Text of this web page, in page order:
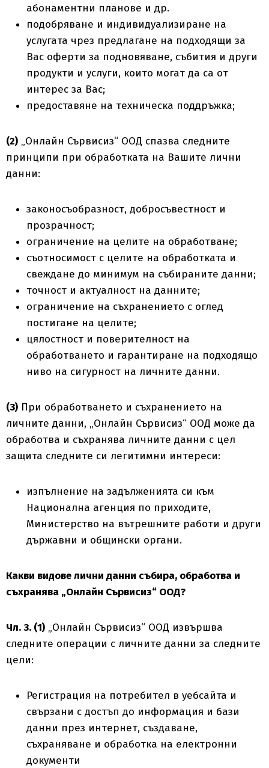
абонаментни планове и др.
подобряване и индивидуализиране на
услугата чрез предлагане на подходящи за
Вас оферти за подновяване, събития и други
продукти и услуги, които могат да са от
интерес за Вас;
предоставяне на техническа поддръжка;
(2) „Онлайн Сървисиз“ ООД спазва следните
принципи при обработката на Вашите лични
данни:
законосъобразност, добросъвестност и
прозрачност;
ограничение на целите на обработване;
съотносимост с целите на обработката и
свеждане до минимум на събираните данни;
точност и актуалност на данните;
ограничение на съхранението с оглед
постигане на целите;
цялостност и поверителност на
обработването и гарантиране на подходящо
ниво на сигурност на личните данни.
(3) При обработването и съхранението на
личните данни, „Онлайн Сървисиз“ ООД може да
обработва и съхранява личните данни с цел
защита следните си легитимни интереси:
изпълнение на задълженията си към
Национална агенция по приходите,
Министерство на вътрешните работи и други
държавни и общински органи.
Какви видове лични данни събира, обработва и
съхранява „Онлайн Сървисиз“ ООД?
Чл. 3. (1) „Онлайн Сървисиз“ ООД извършва
следните операции с личните данни за следните
цели:
Регистрация на потребител в уебсайта и
свързани с достъп до информация и бази
данни през интернет, създаване,
съхраняване и обработка на електронни
документи